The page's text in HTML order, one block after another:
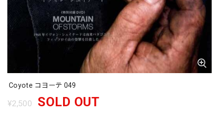
Coyote コヨーテ 049
¥2,500 SOLD OUT